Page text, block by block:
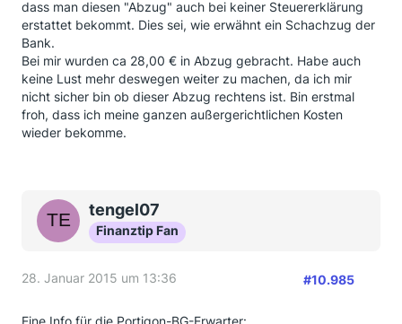
dass man diesen "Abzug" auch bei keiner Steuererklärung
erstattet bekommt. Dies sei, wie erwähnt ein Schachzug der
Bank.
Bei mir wurden ca 28,00 € in Abzug gebracht. Habe auch
keine Lust mehr deswegen weiter zu machen, da ich mir
nicht sicher bin ob dieser Abzug rechtens ist. Bin erstmal
froh, dass ich meine ganzen außergerichtlichen Kosten
wieder bekomme.
tengel07
Finanztip Fan
28. Januar 2015 um 13:36 #10.985
Eine Info für die Portigon-BG-Erwarter: